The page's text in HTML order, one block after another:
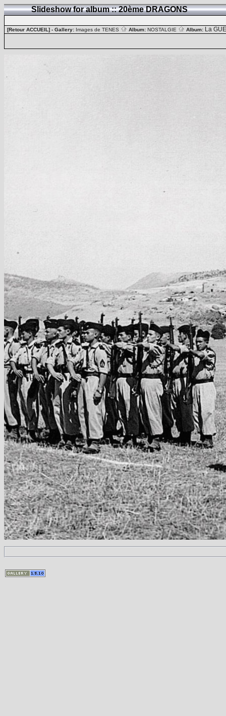
Slideshow for album :: 20ème DRAGONS
[Retour ACCUEIL] - Gallery: Images de TENES Album: NOSTALGIE Album: La